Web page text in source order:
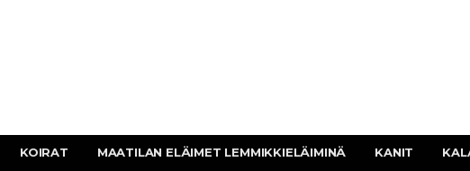
KOIRAT MAATILAN ELÄIMET LEMMIKKIELÄIMINÄ KANIT